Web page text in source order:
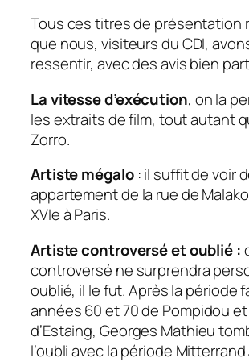
Tous ces titres de présentation
que nous, visiteurs du CDI,
ressentir, avec des avis bien
La vitesse d’exécution, on la
les extraits de film, tout autant
Zorro.
Artiste mégalo: il suffit de voir
appartement de la rue de
XVIe à Paris.
Artiste controversé et oublié :
controversé ne surprendra
oublié, il le fut. Après la période
années 60 et 70 de Pompidou
d’Estaing, Georges Mathieu
l’oubli avec la période Mitterrand